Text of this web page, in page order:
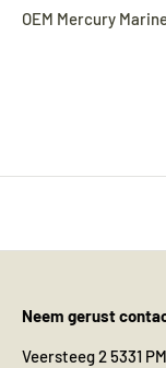
OEM Mercury
Neem gerust
Veersteeg 2 5331